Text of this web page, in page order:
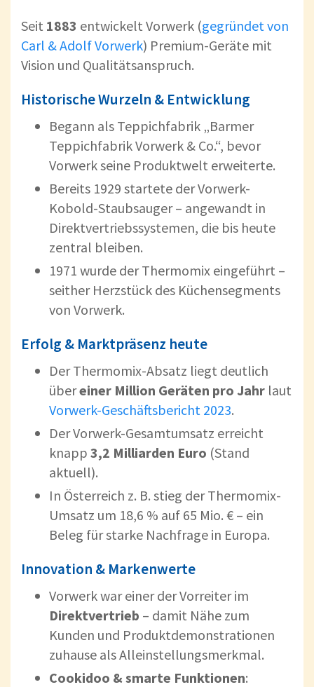
Seit 1883 entwickelt Vorwerk (gegründet von
Carl & Adolf Vorwerk) Premium-Geräte mit
Vision und Qualitätsanspruch.
Historische Wurzeln & Entwicklung
Begann als Teppichfabrik „Barmer
Teppichfabrik Vorwerk & Co.“, bevor
Vorwerk seine Produktwelt erweiterte.
Bereits 1929 startete der Vorwerk-
Kobold-Staubsauger – angewandt in
Direktvertriebssystemen, die bis heute
zentral bleiben.
1971 wurde der Thermomix eingeführt –
seither Herzstück des Küchensegments
von Vorwerk.
Erfolg & Marktpräsenz heute
Der Thermomix-Absatz liegt deutlich
übereiner Million Geräten pro Jahr laut
Vorwerk-Geschäftsbericht 2023.
Der Vorwerk-Gesamtumsatz erreicht
knapp 3,2 Milliarden Euro (Stand
aktuell).
In Österreich z. B. stieg der Thermomix-
Umsatz um 18,6 % auf 65 Mio. € – ein
Beleg für starke Nachfrage in Europa.
Innovation & Markenwerte
Vorwerk war einer der Vorreiter im
Direktvertrieb – damit Nähe zum
Kunden und Produktdemonstrationen
zuhause als Alleinstellungsmerkmal.
Cookidoo & smarte Funktionen: